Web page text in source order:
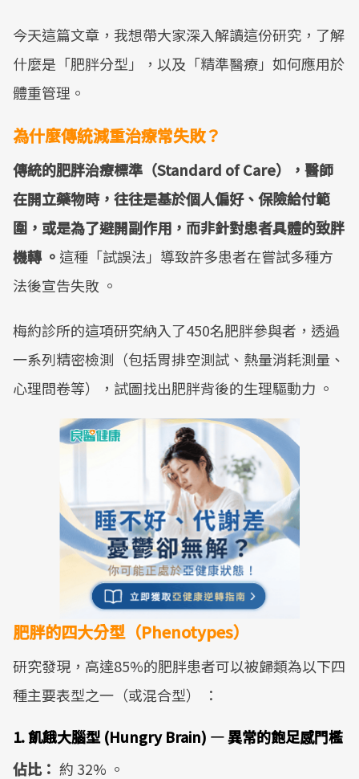
今天這篇文章，我想帶大家深入解讀這份研究，了解
什麼是「肥胖分型」，以及「精準醫療」如何應用於
體重管理。
為什麼傳統減重治療常失敗？
傳統的肥胖治療標準（Standard of Care），醫師
在開立藥物時，往往是基於個人偏好、保險給付範
圍，或是為了避開副作用，而非針對患者具體的致胖
機轉 。 這種「試誤法」導致許多患者在嘗試多種方
法後宣告失敗 。
梅約診所的這項研究納入了450名肥胖參與者，透過
一系列精密檢測（包括胃排空測試、熱量消耗測量、
心理問卷等），試圖找出肥胖背後的生理驅動力 。
肥胖的四大分型（Phenotypes）
研究發現，高達85%的肥胖患者可以被歸類為以下四
種主要表型之一（或混合型） ：
1. 飢餓大腦型 (Hungry Brain) — 異常的飽足感門檻
佔比： 約 32% 。